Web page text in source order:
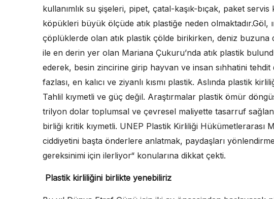
kullanımlık su şişeleri, pipet, çatal-kaşık-bıçak, paket
köpükleri büyük ölçüde atık plastiğe neden
çöplüklerde olan atık plastik çölde birikirken, deniz buzuna
ile en derin yer olan Mariana Çukuru’nda atık plastik
ederek, besin zincirine girip hayvan ve insan sıhhatini
fazlası, en kalıcı ve ziyanlı kısmı plastik. Aslında plastik
Tahlil kıymetli ve güç değil. Araştırmalar plastik ömür
trilyon dolar toplumsal ve çevresel maliyette tasarruf
birliği kritik kıymetli. UNEP Plastik Kirliliği Hükümetlerarası
ciddiyetini başta önderlere anlatmak, paydaşları
gereksinimi için ilerliyor“ konularına dikkat çekti.
Plastik kirliliğini birlikte yenebiliriz